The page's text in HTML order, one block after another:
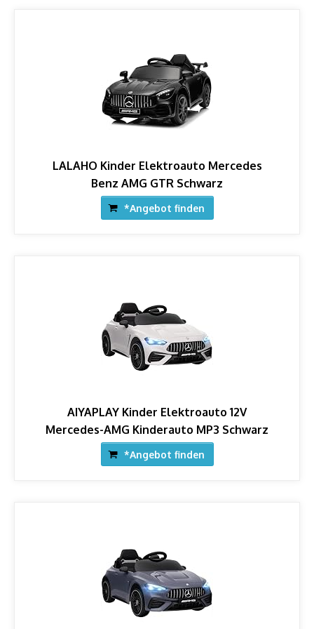
LALAHO Kinder Elektroauto Mercedes
Benz AMG GTR Schwarz
*Angebot finden
AIYAPLAY Kinder Elektroauto 12V
Mercedes-AMG Kinderauto MP3 Schwarz
*Angebot finden